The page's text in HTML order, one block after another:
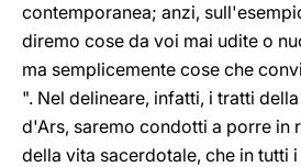
contemporanea; anzi,
diremo cose da voi mai udite o
ma semplicemente cose che
". Nel delineare, infatti, i tratti
d'Ars, saremo condotti a porre in
della vita sacerdotale, che in tutti